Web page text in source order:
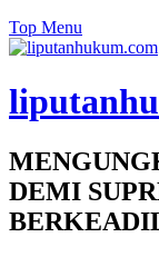
Top Menu
DEMI